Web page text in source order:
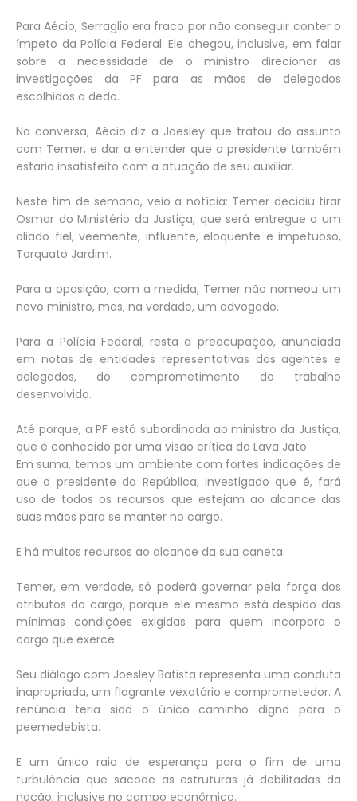
Para Aécio, Serraglio era fraco por não conseguir conter o
ímpeto da Polícia Federal. Ele chegou, inclusive, em falar
sobre a necessidade de o ministro direcionar as
investigações da PF para as mãos de delegados
escolhidos a dedo.
Na conversa, Aécio diz a Joesley que tratou do assunto
com Temer, e dar a entender que o presidente também
estaria insatisfeito com a atuação de seu auxiliar.
Neste fim de semana, veio a notícia: Temer decidiu tirar
Osmar do Ministério da Justiça, que será entregue a um
aliado fiel, veemente, influente, eloquente e impetuoso,
Torquato Jardim.
Para a oposição, com a medida, Temer não nomeou um
novo ministro, mas, na verdade, um advogado.
Para a Polícia Federal, resta a preocupação, anunciada
em notas de entidades representativas dos agentes e
delegados, do comprometimento do trabalho
desenvolvido.
Até porque, a PF está subordinada ao ministro da Justiça,
que é conhecido por uma visão crítica da Lava Jato.
Em suma, temos um ambiente com fortes indicações de
que o presidente da República, investigado que é, fará
uso de todos os recursos que estejam ao alcance das
suas mãos para se manter no cargo.
E há muitos recursos ao alcance da sua caneta.
Temer, em verdade, só poderá governar pela força dos
atributos do cargo, porque ele mesmo está despido das
mínimas condições exigidas para quem incorpora o
cargo que exerce.
Seu diálogo com Joesley Batista representa uma conduta
inapropriada, um flagrante vexatório e comprometedor. A
renúncia teria sido o único caminho digno para o
peemedebista.
E um único raio de esperança para o fim de uma
turbulência que sacode as estruturas já debilitadas da
nação, inclusive no campo econômico.